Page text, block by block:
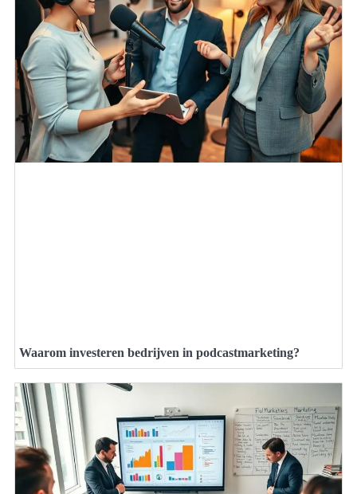
Waarom investeren bedrijven in podcastmarketing?